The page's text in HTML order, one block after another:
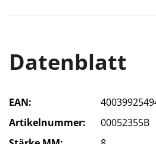
Datenblatt
EAN
Artikelnummer
00052355B